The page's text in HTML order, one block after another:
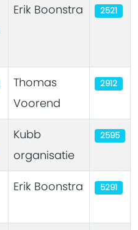
Erik Boonstra 2521
Thomas
Voorend
2912
Kubb
organisatie
2595
Erik Boonstra 5291